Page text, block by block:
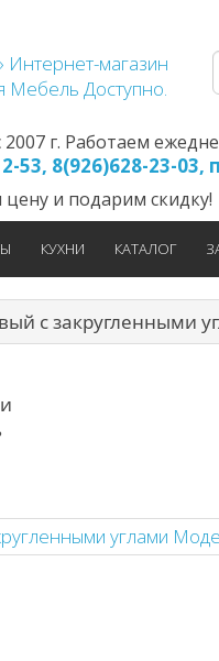
г. Работаем
53, 8(926)628-23-
и подарим скидку!
КУХНИ КАТАЛОГ
с закругленными